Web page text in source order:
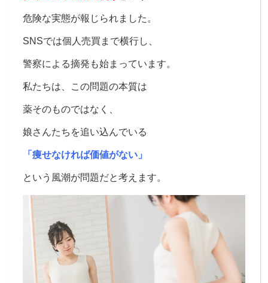
危険な実態が報じられました。
SNSでは個人売買まで横行し、
警察による摘発も始まっています。
私たちは、この問題の本質は
薬そのものではなく、
娘さんたちを追い込んでいる
「痩せなければ価値がない」
という風潮が問題だと考えます。